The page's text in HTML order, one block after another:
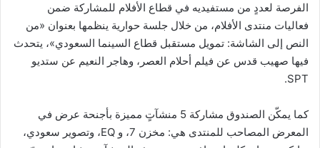
الفرصة لعددٍ من مستفيديه في قطاع الأفلام للمشاركة ضمن
فعاليات منتدى الأفلام، من خلال جلسة حوارية ينظمها بعنوان «من
النص إلى الشاشة: تمويل مستقبل قطاع السينما السعودي»، يتحدث
فيها صهيب قدس عن فيلم أحلام العصر، وهاجر النعيم عن ستديو
SPT.
كما يمكّن الصندوق مشاركة 5 منشآتٍ مميزة بأجنحة عرض في
المعرض المصاحب للمنتدى هي: مخزن 7، و EQ، وتصوير سعودي،